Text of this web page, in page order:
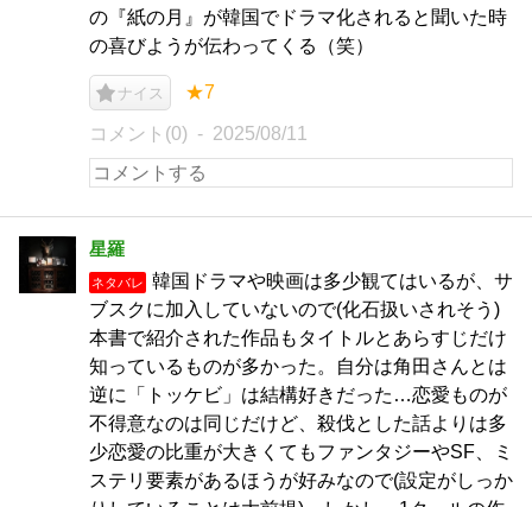
の『紙の月』が韓国でドラマ化されると聞いた時
の喜びようが伝わってくる（笑）
ナイス ★7
コメント(0) 2025/08/11
星羅
ネタバレ
韓国ドラマや映画は多少観てはいるが、サ
ブスクに加入していないので(化石扱いされそう)
本書で紹介された作品もタイトルとあらすじだけ
知っているものが多かった。自分は角田さんとは
逆に「トッケビ」は結構好きだった…恋愛ものが
不得意なのは同じだけど、殺伐とした話よりは多
少恋愛の比重が大きくてもファンタジーやSF、ミ
ステリ要素があるほうが好みなので(設定がしっか